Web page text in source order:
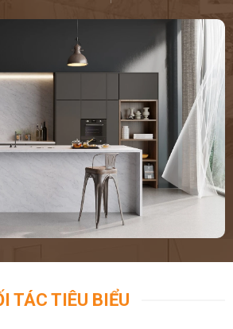
TÁC TIÊU BIỂU